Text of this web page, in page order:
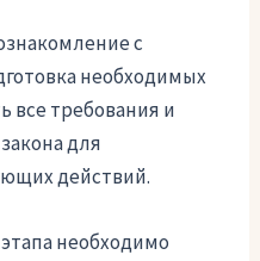
с
необходимых
все требования и
для
действий.
необходимо